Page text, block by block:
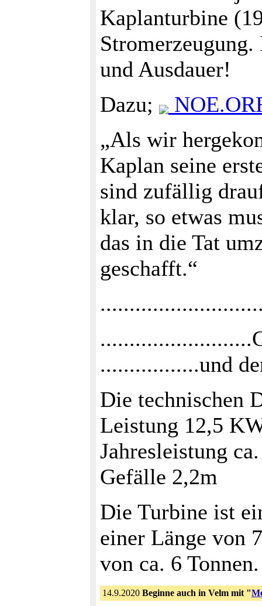
Kaplanturbine
und Ausdauer!
Dazu;
„Als wir
Kaplan seine
sind zufällig
klar, so etwas
das in die Tat
geschafft.“
.................und
Die technischen
Leistung 12,5
Jahresleistung
Gefälle 2,2m
Die Turbine ist
einer Länge von
von ca. 6 Tonnen.
14.9.2020 Beginne auch in Velm mit "